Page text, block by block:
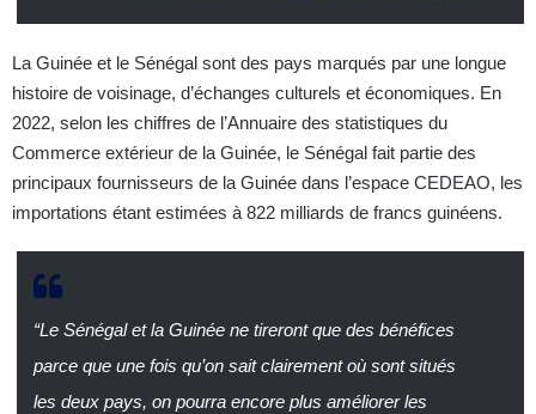
La Guinée et le Sénégal sont des pays marqués par une longue
histoire de voisinage, d’échanges culturels et économiques. En
2022, selon les chiffres de l’Annuaire des statistiques du
Commerce extérieur de la Guinée, le Sénégal fait partie des
principaux fournisseurs de la Guinée dans l’espace CEDEAO, les
importations étant estimées à 822 milliards de francs guinéens.
“Le Sénégal et la Guinée ne tireront que des bénéfices
parce que une fois qu’on sait clairement où sont situés
les deux pays, on pourra encore plus améliorer les